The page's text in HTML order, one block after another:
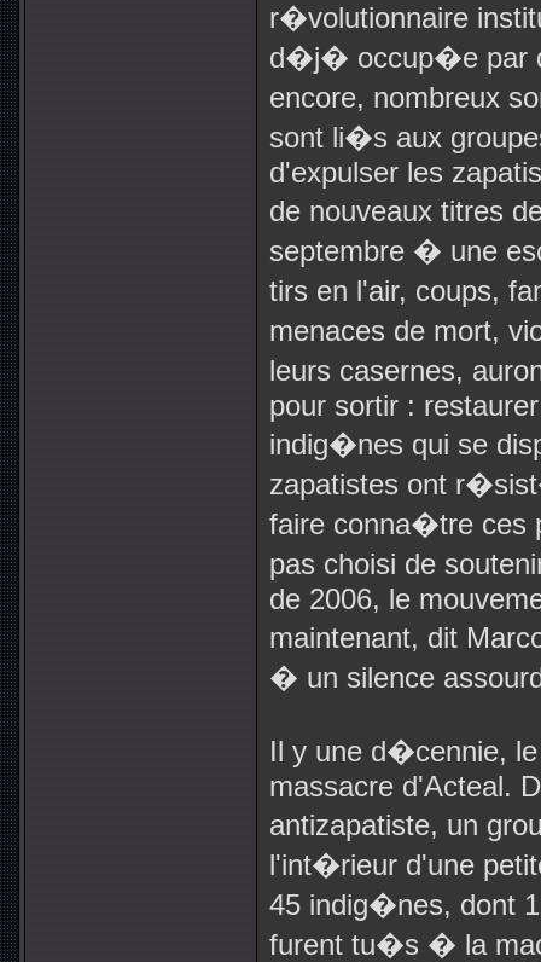
r�volutionnaire
d�j� occup�e par
encore, nombreux
sont li�s aux
d'expulser les
de nouveaux titres
septembre � une
tirs en l'air, coups,
menaces de mort,
leurs casernes,
pour sortir :
indig�nes qui se
zapatistes ont
faire conna�tre ces
pas choisi de
de 2006, le
maintenant, dit
� un silence
Il y une d�cennie,
massacre d'Acteal.
antizapatiste, un
l'int�rieur d'une
45 indig�nes, dont
furent tu�s � la